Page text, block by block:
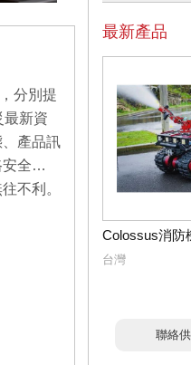
分別提
最新資
產品訊
安全…
不利。
最新產品
Colossus消防
台灣
聯絡